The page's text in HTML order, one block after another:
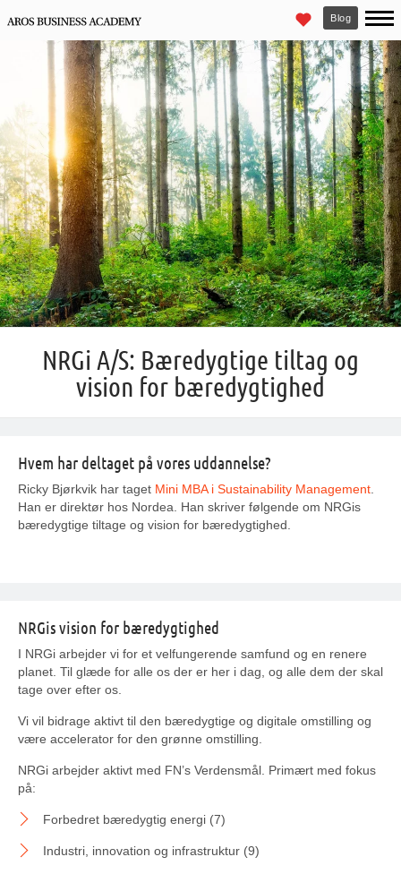
Blog
NRGi A/S: Bæredygtige tiltag og
vision for bæredygtighed
Hvem har deltaget på vores uddannelse?
Ricky Bjørkvik har taget Mini MBA i Sustainability Management
Han er direktør hos Nordea. Han skriver følgende om NRGis
bæredygtige tiltage og vision for bæredygtighed.
NRGis vision for bæredygtighed
I NRGi arbejder vi for et velfungerende samfund og en renere
planet. Til glæde for alle os der er her i dag, og alle dem der skal
tage over efter os.
Vi vil bidrage aktivt til den bæredygtige og digitale omstilling og
være accelerator for den grønne omstilling.
NRGi arbejder aktivt med FN’s Verdensmål. Primært med fokus
på:
Forbedret bæredygtig energi (7)
Industri, innovation og infrastruktur (9)